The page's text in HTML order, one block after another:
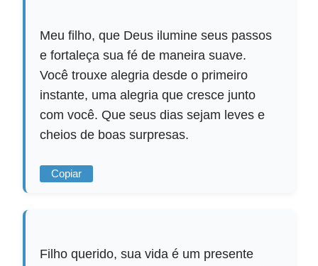
Meu filho, que Deus ilumine seus passos
e fortaleça sua fé de maneira suave.
Você trouxe alegria desde o primeiro
instante, uma alegria que cresce junto
com você. Que seus dias sejam leves e
cheios de boas surpresas.
Copiar
Filho querido, sua vida é um presente